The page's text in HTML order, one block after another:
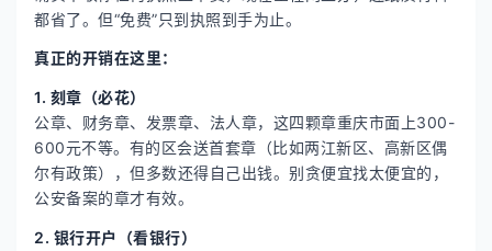
都省了。但“免费”只到执照到手为止。
真正的开销在这里：
1. 刻章（必花）
公章、财务章、发票章、法人章，这四颗章重庆市面上300-
600元不等。有的区会送首套章（比如两江新区、高新区偶
尔有政策），但多数还得自己出钱。别贪便宜找太便宜的，
公安备案的章才有效。
2. 银行开户（看银行）